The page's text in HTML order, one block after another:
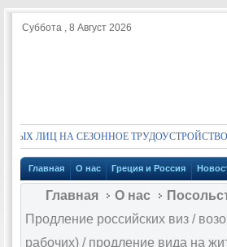
Суббота , 8 Август 2026
ЛИЦ НА СЕЗОННОЕ ТРУДОУСТРОЙСТВО В
Главная О нас Греция и Россия
Главная О нас
Продление российских виз /
рабочих) / продление вида на